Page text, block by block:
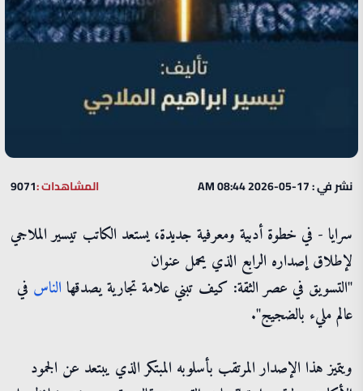
نشر في : 17-05-2026 08:44 AM المشاهدات :9071
سرايا - في خطوة أدبية ومعرفية جديدة، يستعد الكاتب تيسير الملاجي
لإطلاق إصداره الرابع الذي يحمل عنوان
"التسويق في عصر الثقة: كيف تبني علامة تجارية يصدقها الناس في
عالم مليء بالضجيج".
ويتميز هذا الإصدار المرتقب بأسلوبه المبتكر الذي يبتعد عن الجمود